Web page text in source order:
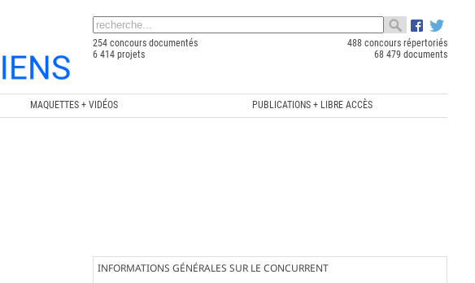
254 concours documentés
488 concours répertoriés
6 414 projets
68 479 documents
MAQUETTES + VIDÉOS PUBLICATIONS + LIBRE ACCÈS
INFORMATIONS GÉNÉRALES SUR LE CONCURRENT